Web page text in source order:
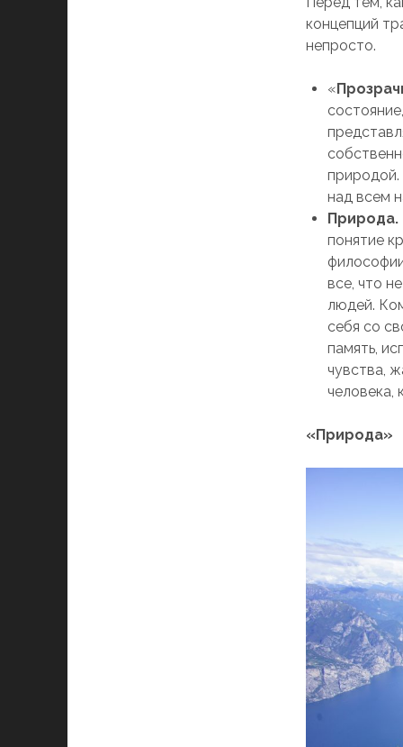
концепций
непросто.
«
природой.
над всем
Природа.
понятие
все, что
людей.
себя со
память,
чувства,
«Природа»